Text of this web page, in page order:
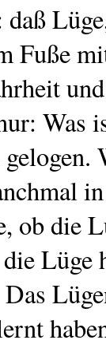
Fuße
Was
ob die